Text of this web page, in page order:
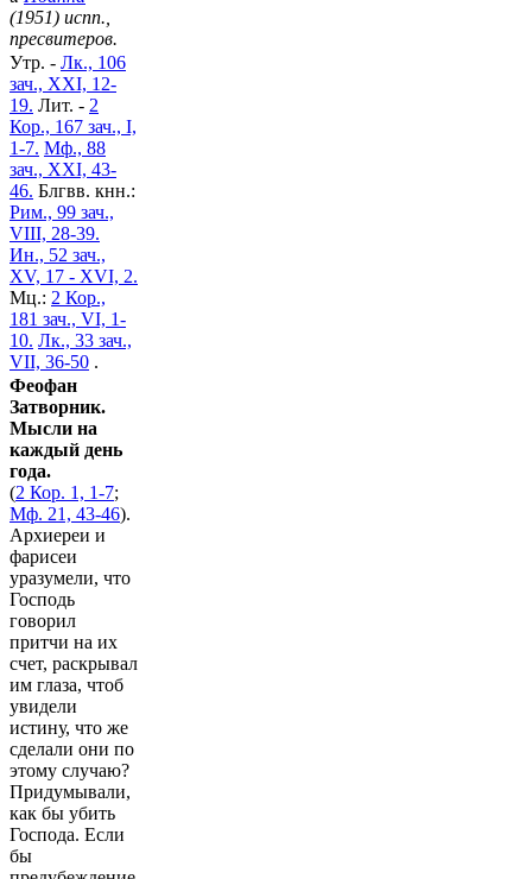
(1951) испп.,
пресвитеров.
Утр. - Лк., 106
зач., XXI, 12-
19. Лит. - 2
Кор., 167 зач., I,
1-7. Мф., 88
зач., XXI, 43-
46. Блгвв. кнн.:
Рим., 99 зач.,
VIII, 28-39.
Ин., 52 зач.,
XV, 17 - XVI, 2.
Мц.: 2 Кор.,
181 зач., VI, 1-
10. Лк., 33 зач.,
VII, 36-50 .
Феофан
Затворник.
Мысли на
каждый день
года.
(2 Кор. 1, 1-7;
Мф. 21, 43-46).
Архиереи и
фарисеи
уразумели, что
Господь
говорил
притчи на их
счет, раскрывал
им глаза, чтоб
увидели
истину, что же
сделали они по
этому случаю?
Придумывали,
как бы убить
Господа. Если
бы